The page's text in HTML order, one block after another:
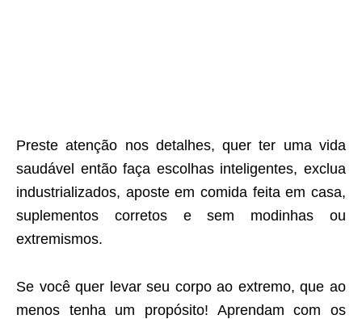
Preste atenção nos detalhes, quer ter uma vida
saudável então faça escolhas inteligentes, exclua
industrializados, aposte em comida feita em casa,
suplementos corretos e sem modinhas ou
extremismos.
Se você quer levar seu corpo ao extremo, que ao
menos tenha um propósito! Aprendam com os